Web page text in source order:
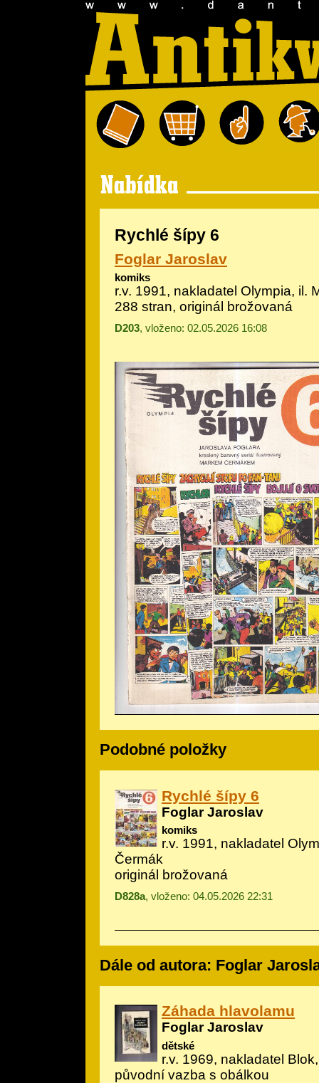
Rychlé šípy 6
Foglar Jaroslav
komiks
r.v. 1991, nakladatel Olympia, il.
288 stran, originál brožovaná
D203, vloženo: 02.05.2026 16:08
Podobné položky
Rychlé šípy 6
Foglar Jaroslav
komiks
r.v. 1991, nakladatel
Čermák
originál brožovaná
D828a, vloženo: 04.05.2026 22:31
Dále od autora: Foglar
Záhada hlavolamu
Foglar Jaroslav
dětské
r.v. 1969, nakladatel
původní vazba s obálkou